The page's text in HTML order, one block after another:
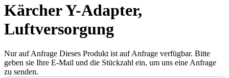
Kärcher Y-Adapter,
Luftversorgung
Nur auf Anfrage Dieses Produkt ist auf Anfrage verfügbar. Bitte
geben sie Ihre E-Mail und die Stückzahl ein, um uns eine Anfrage
zu senden.